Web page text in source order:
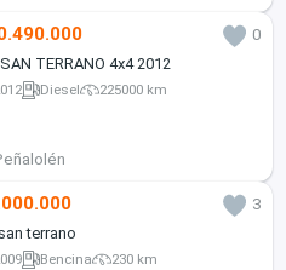
0
TERRANO 4x4 2012
Diesel 225000 km
3
terrano
Bencina 230 km